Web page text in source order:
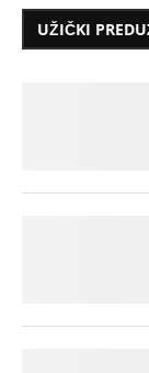
UŽIČKI